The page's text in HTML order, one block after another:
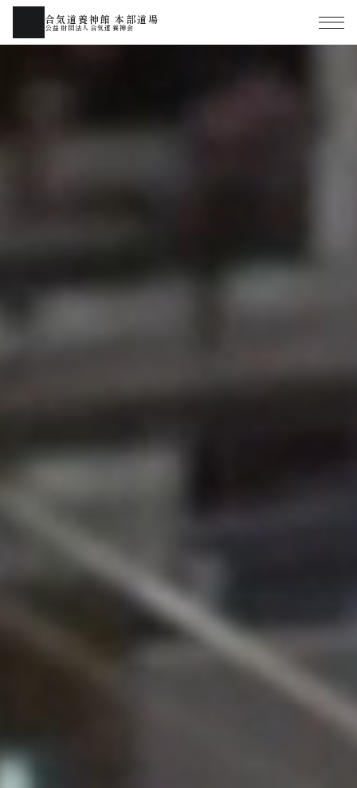
合気道養神館 本部道場
公益財団法人合気道養神会